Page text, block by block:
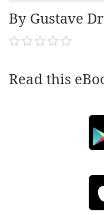
By Gustave
Read this